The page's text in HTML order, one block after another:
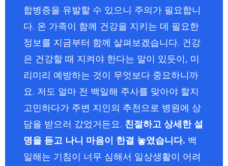
합병증을 유발할 수 있으니 주의가 필요합니
다. 온 가족이 함께 건강을 지키는 데 필요한
정보를 지금부터 함께 살펴보겠습니다. 건강
은 건강할 때 지켜야 한다는 말이 있듯이, 미
리미리 예방하는 것이 무엇보다 중요하니까
요. 저도 얼마 전 백일해 주사를 맞아야 할지
고민하다가 주변 지인의 추천으로 병원에 상
담을 받으러 갔었거든요. 친절하고 상세한 설
명을 듣고 나니 마음이 한결 놓였습니다. 백
일해는 기침이 너무 심해서 일상생활이 어려